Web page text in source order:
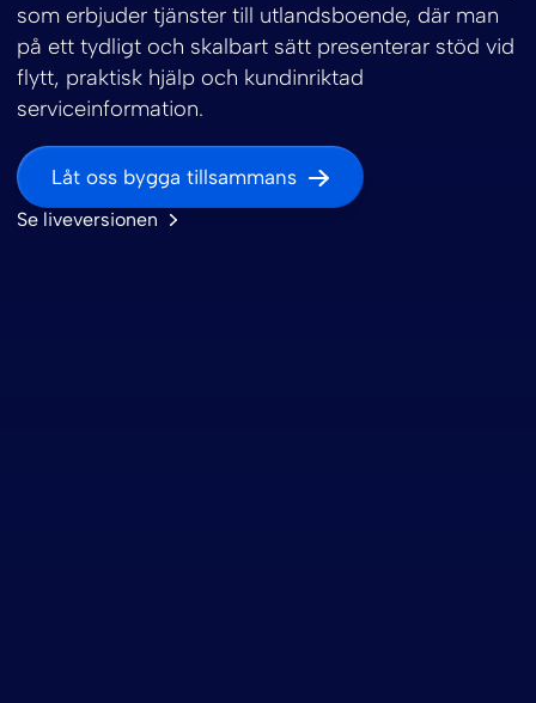
som erbjuder tjänster till utlandsboende, där man
på ett tydligt och skalbart sätt presenterar stöd vid
flytt, praktisk hjälp och kundinriktad
serviceinformation.
Låt oss bygga tillsammans
Se liveversionen